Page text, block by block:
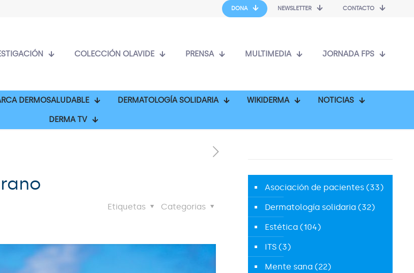
DONA NEWSLETTER CONTACTO
COLECCIÓN OLAVIDE PRENSA MULTIMEDIA JORNADA FPS
DERMOSALUDABLE DERMATOLOGÍA SOLIDARIA WIKIDERMA NOTICIAS
DERMA TV
Categorias
Etiquetas
Asociación de pacientes (33)
Dermatología solidaria (32)
Estética (104)
ITS (3)
Mente sana (22)